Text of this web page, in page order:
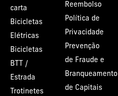
carta
Bicicletas
Elétricas
Bicicletas
BTT /
Estrada
Trotinetes
Reembolso
Política de
Privacidade
Prevenção
de Fraude e
Branqueamento
de Capitais